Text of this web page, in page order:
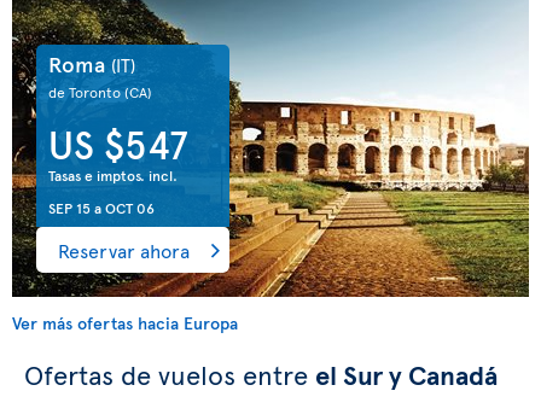
Roma (IT)
de Toronto(CA)
US $547
Tasas e imptos. incl.
SEP 15aOCT 06
Reservar ahora
Ver más ofertas hacia Europa
Ofertas de vuelos entre el Sur y Canadá